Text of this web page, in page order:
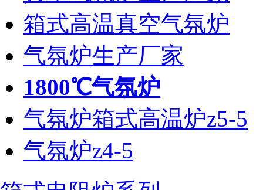
箱式高温真空气氛炉
气氛炉生产厂家
1800℃气氛炉
气氛炉箱式高温炉z5-5
气氛炉z4-5